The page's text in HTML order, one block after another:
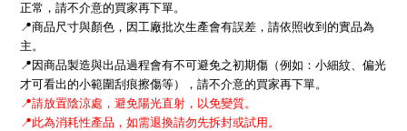
正常，請不介意的買家再下單。
📍商品尺寸與顏色，因工廠批次生產會有誤差，請依照收到的實品為
主。
📍 因商品製造與出品過程會有不可避免之初期傷（例如：小細紋、偏光
才可看出的小範圍刮痕擦傷等），請不介意的買家再下單。
📍請放置陰涼處，避免陽光直射，以免變質。
📍此為消耗性產品，如需退換請勿先拆封或試用。